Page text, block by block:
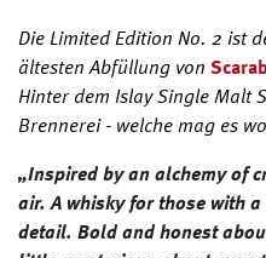
Die Limited Edition No. 2 ist
ältesten Abfüllung von
Hinter dem Islay Single Malt
Brennerei - welche mag es
„Inspired by an alchemy of
air. A whisky for those with
detail. Bold and honest